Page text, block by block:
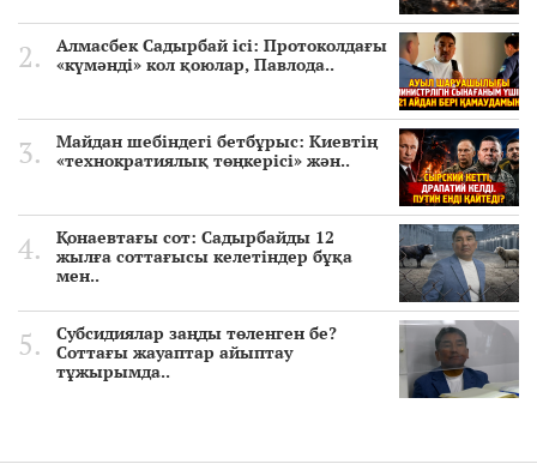
Алмасбек Садырбай ісі: Протоколдағы
«күмәнді» кол қоюлар, Павлода..
Майдан шебіндегі бетбұрыс: Киевтің
«технократиялық төңкерісі» жән..
Қонаевтағы сот: Садырбайды 12
жылға соттағысы келетіндер бұқа
мен..
Субсидиялар заңды төленген бе?
Соттағы жауаптар айыптау
тұжырымда..